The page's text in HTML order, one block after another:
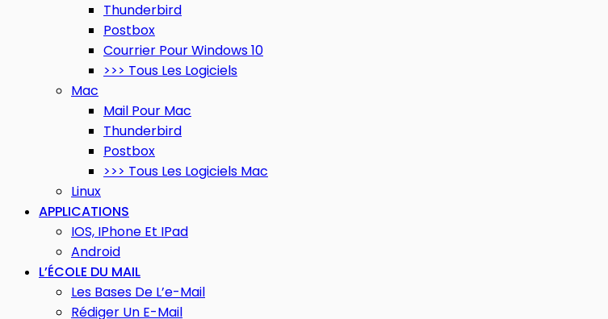
Thunderbird
Postbox
Courrier Pour Windows 10
>>> Tous Les Logiciels
Mac
Mail Pour Mac
Thunderbird
Postbox
>>> Tous Les Logiciels Mac
Linux
APPLICATIONS
IOS, IPhone Et IPad
Android
L’ÉCOLE DU MAIL
Les Bases De L’e-Mail
Rédiger Un E-Mail